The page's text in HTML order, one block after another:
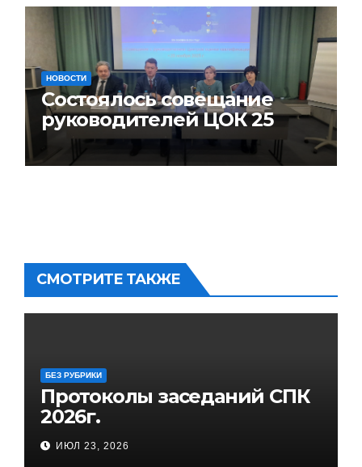
лифтового комплекса
НОВОСТИ
Состоялось совещание
руководителей ЦОК 25
ноября 2025 года
СМОТРИТЕ ТАКЖЕ
БЕЗ РУБРИКИ
Протоколы заседаний СПК
2026г.
ИЮЛ 23, 2026